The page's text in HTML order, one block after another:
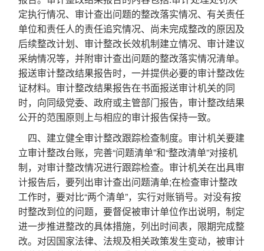
定执行情况、审计查出问题的整改落实情况、有关责任
单位和责任人的责任追究情况、尚未完成整改的原因及
后续整改计划、审计整改长效机制建立情况、审计建议
采纳情况等，并附审计查出问题的整改落实情况清单。
报送审计整改结果报告时，一并提供必要的审计整改佐
证材料。审计整改结果报告在书面报送审计机关的同
时，向同级党委、政府或主管部门报告，审计整改结果
公开的范围原则上与相应的审计报告保持一致。
四、建立健全审计整改跟踪检查制度。审计机关要建
立审计整改台账，完善“问题清单”和“整改清单”对接机
制，对审计整改情况进行跟踪检查。审计机关在出具审
计报告后，要列出审计查出问题清单;在检查审计整改
工作时，要对比“两个清单”，实行对账销号。对没有按
时整改到位的问题，要督促被审计单位作出说明，制定
进一步推进整改的具体措施，列出时间表，限期完成整
改。对因国家法律、法规及相关政策发生变动，被审计